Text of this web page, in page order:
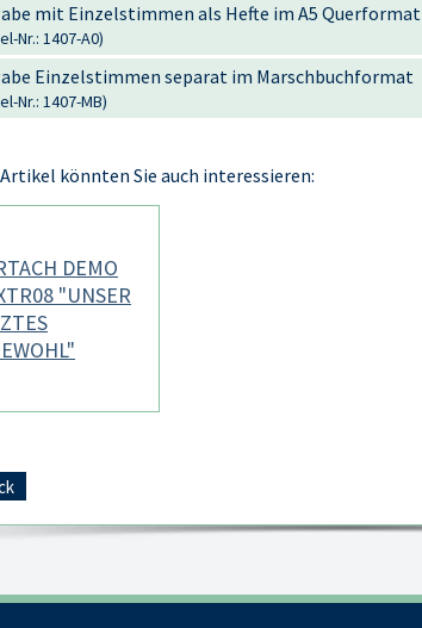
mit Einzelstimmen als Hefte im A5 Querformat
Nr.: 1407-A0)
Einzelstimmen separat im Marschbuchformat
Nr.: 1407-MB)
könnten Sie auch interessieren:
DEMO
"UNSER